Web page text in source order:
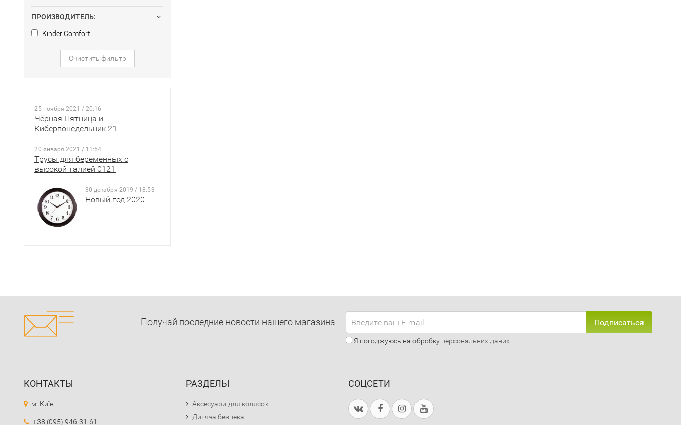
ПРОИЗВОДИТЕЛЬ:
Kinder Comfort
Очистить фильтр
25 ноября 2021 / 20:16
Чёрная Пятница и
Киберпонедельник 21
20 января 2021 / 11:54
Трусы для беременных с
высокой талией 0121
30 декабря 2019 / 18:53
Новый год 2020
Получай последние новости нашего магазина Подписаться
Я погоджуюсь на обробку персональних даних
КОНТАКТЫ
м. Київ
+38 (095) 946-31-61
РАЗДЕЛЫ
Аксесуари для колясок
Дитяча безпека
СОЦСЕТИ